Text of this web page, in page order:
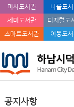
미사도서관 나룰도
세미도서관
디지털도
스마트도서관
이동도
공지사항